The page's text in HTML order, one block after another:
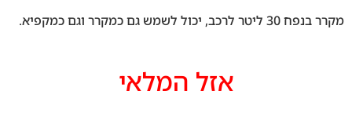
מקרר בנפח 30 ליטר לרכב, יכול לשמש גם כמקרר וגם כמקפיא.
אזל המלאי